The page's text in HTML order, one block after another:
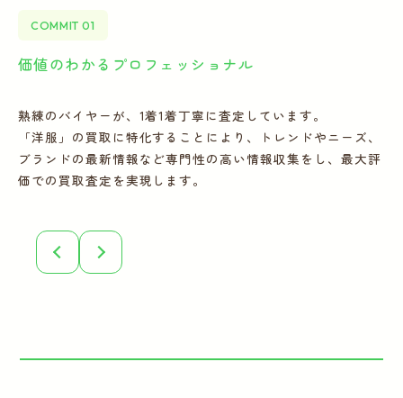
COMMIT 01
価値のわかるプロフェッショナル
熟練のバイヤーが、1着1着丁寧に査定しています。
「洋服」の買取に特化することにより、トレンドやニーズ、
ブランドの最新情報など専門性の高い情報収集をし、最大評
価での買取査定を実現します。